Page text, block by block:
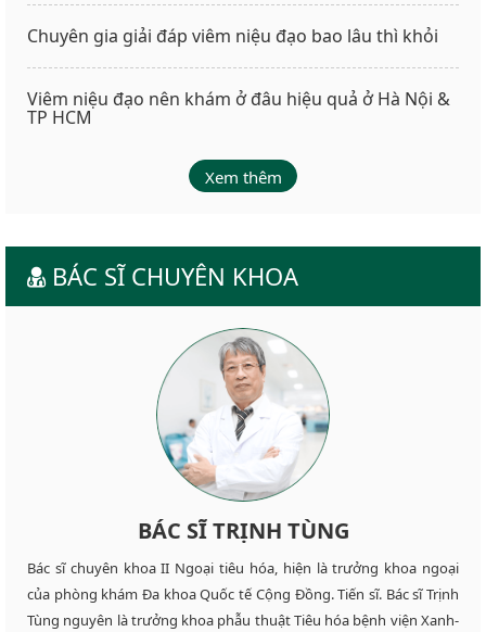
Chuyên gia giải đáp viêm niệu đạo bao lâu thì khỏi
Viêm niệu đạo nên khám ở đâu hiệu quả ở Hà Nội &
TP HCM
Xem thêm
BÁC SĨ CHUYÊN KHOA
BÁC SĨ TRỊNH TÙNG
Bác sĩ chuyên khoa II Ngoại tiêu hóa, hiện là trưởng khoa ngoại
của phòng khám Đa khoa Quốc tế Cộng Đồng. Tiến sĩ. Bác sĩ Trịnh
Tùng nguyên là trưởng khoa phẫu thuật Tiêu hóa bệnh viện Xanh-